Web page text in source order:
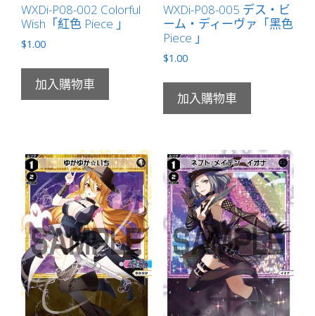
WXDi-P08-002 Colorful
Wish「紅色 Piece 」
$1.00
加入購物車
WXDi-P08-005 デス・ビ
ーム・ディーヴァ「黑色
Piece 」
$1.00
加入購物車